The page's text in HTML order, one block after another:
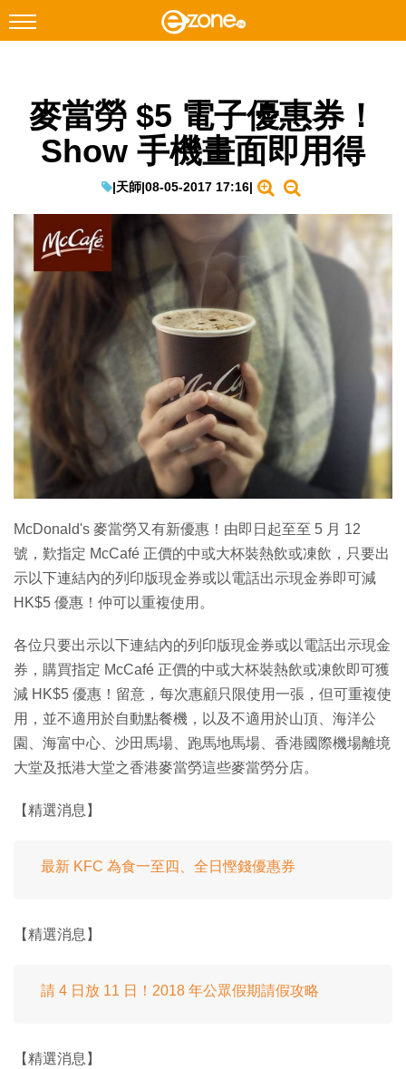
Facebook Instagram
科技焦點
遊戲動漫
教學評測
EduTech
IT Times
生成式AI與雲端應用
Enterprise Digital Transformation
特集
麥當勞 $5 電子優惠券！
Show 手機畫面即用得
|天師|08-05-2017 17:16|
McDonald's 麥當勞又有新優惠！由即日起至至 5 月 12
號，歎指定 McCafé 正價的中或大杯裝熱飲或凍飲，只要出
示以下連結內的列印版現金券或以電話出示現金券即可減
HK$5 優惠！仲可以重複使用。
各位只要出示以下連結內的列印版現金券或以電話出示現金
券，購買指定 McCafé 正價的中或大杯裝熱飲或凍飲即可獲
減 HK$5 優惠！留意，每次惠顧只限使用一張，但可重複使
用，並不適用於自動點餐機，以及不適用於山頂、海洋公
園、海富中心、沙田馬場、跑馬地馬場、香港國際機場離境
大堂及抵港大堂之香港麥當勞這些麥當勞分店。
【精選消息】
最新 KFC 為食一至四、全日慳錢優惠券
【精選消息】
請 4 日放 11 日！2018 年公眾假期請假攻略
【精選消息】